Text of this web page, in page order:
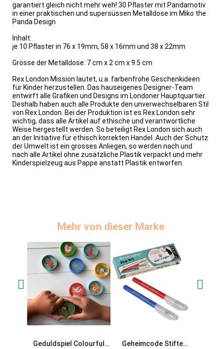
garantiert gleich nicht mehr weh! 30 Pflaster mit Pandamotiv
in einer praktischen und supersüssen Metalldose im Miko the
Panda Design
Inhalt:
je 10 Pflaster in 76 x 19mm, 58 x 16mm und 38 x 22mm
Grösse der Metalldose: 7 cm x 2 cm x 9.5 cm
Rex London Mission lautet, u.a. farbenfrohe Geschenkideen
für Kinder herzustellen. Das hauseigenes Designer-Team
entwirft alle Grafiken und Designs im Londoner Hauptquartier.
Deshalb haben auch alle Produkte den unverwechselbaren Stil
von Rex London. Bei der Produktion ist es Rex London sehr
wichtig, dass alle Artikel auf ethische und verantwortliche
Weise hergestellt werden. So beteiligt Rex London sich auch
an der Initiative für ethisch korrekten Handel. Auch der Schutz
der Umwelt ist ein grosses Anliegen, so werden nach und
nach alle Artikel ohne zusätzliche Plastik verpackt und mehr
Kinderspielzeug aus Pappe anstatt Plastik entworfen.
Mehr von dieser Marke
Geduldspiel Colourful
Geheimcode Stifte